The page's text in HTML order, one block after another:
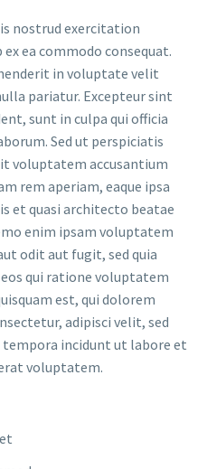
nostrud exercitation
ea commodo consequat.
in voluptate velit
pariatur. Excepteur sint
sunt in culpa qui officia
Sed ut perspiciatis
voluptatem accusantium
rem aperiam, eaque ipsa
et quasi architecto beatae
enim ipsam voluptatem
odit aut fugit, sed quia
qui ratione voluptatem
est, qui dolorem
adipisci velit, sed
tempora incidunt ut labore et
voluptatem.